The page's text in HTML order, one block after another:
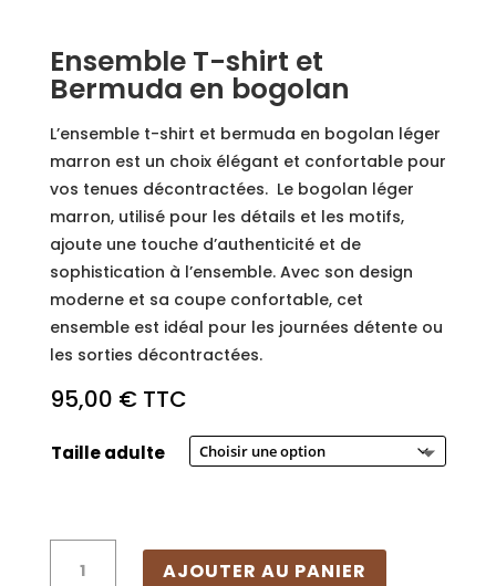
Ensemble T-shirt et
Bermuda en bogolan
L’ensemble t-shirt et bermuda en bogolan léger
marron est un choix élégant et confortable pour
vos tenues décontractées. Le bogolan léger
marron, utilisé pour les détails et les motifs,
ajoute une touche d’authenticité et de
sophistication à l’ensemble. Avec son design
moderne et sa coupe confortable, cet
ensemble est idéal pour les journées détente ou
les sorties décontractées.
95,00 € TTC
Taille adulte
AJOUTER AU PANIER